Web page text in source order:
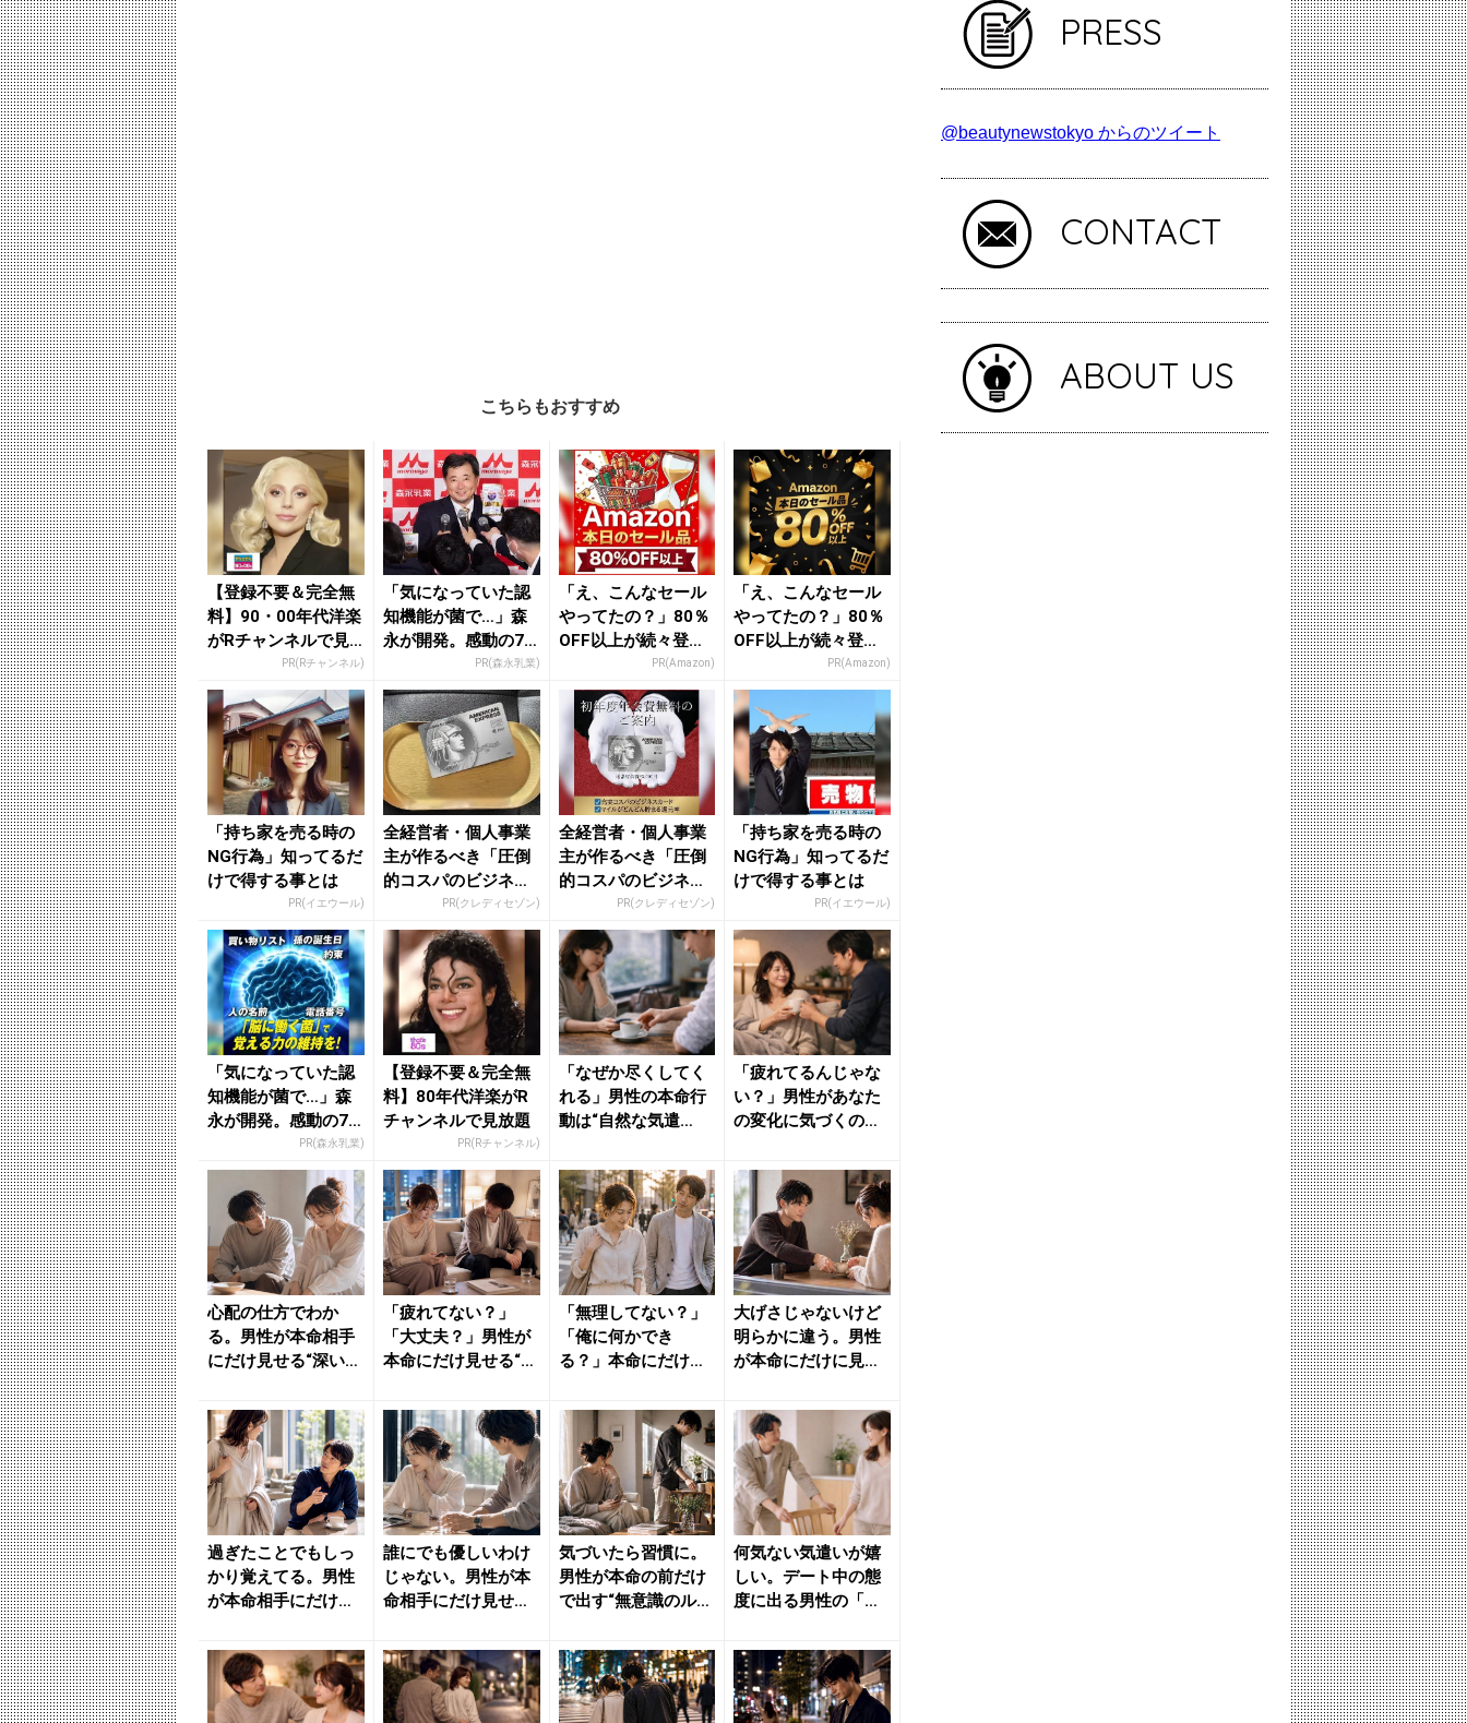
こちらもおすすめ
【登録不要＆完全無
料】90・00年代洋楽
がRチャンネルで見
PR(Rチャンネル)
「気になっていた認
知機能が菌で…」森
永が開発。感動の70
PR(森永乳業)
「え、こんなセール
やってたの？」80％
OFF以上が続々登
場！Amazonの本気
が...
PR(Amazon)
「え、こんなセール
やってたの？」80％
OFF以上が続々登
場！Amazonの本気
が...
PR(Amazon)
「持ち家を売る時の
NG行為」知ってるだ
けで得する事とは
PR(イエウール)
全経営者・個人事業
主が作るべき「圧倒
的コスパのビジネス
カード」PR(クレディセゾン)
全経営者・個人事業
主が作るべき「圧倒
的コスパのビジネス
カード」PR(クレディセゾン)
「持ち家を売る時の
NG行為」知ってるだ
けで得する事とは
PR(イエウール)
「気になっていた認
知機能が菌で…」森
永が開発。感動の70
PR(森永乳業)
【登録不要＆完全無
料】80年代洋楽がR
チャンネルで見放題
PR(Rチャンネル)
「なぜか尽くしてく
れる」男性の本命行
動は“自然な気遣
ニュ...
「疲れてるんじゃな
い？」男性があなた
の変化に気づくのは
ニュ...
心配の仕方でわか
る。男性が本命相手
にだけ見せる“深い気
ー...
「疲れてない？」
「大丈夫？」男性が
本命にだけ見せる“特
の...
「無理してない？」
「俺に何かでき
る？」本命にだけ出
きれい...
大げさじゃないけど
明らかに違う。男性
が本命にだけに見せ
き...
過ぎたことでもしっ
かり覚えてる。男性
が本命相手にだけ見
い...
誰にでも優しいわけ
じゃない。男性が本
命相手にだけ見せ
れい...
気づいたら習慣に。
男性が本命の前だけ
で出す“無意識のルー
い...
何気ない気遣いが嬉
しい。デート中の態
度に出る男性の「本
のニ...
PRESS
@beautynewstokyo からのツイート
CONTACT
ABOUT US